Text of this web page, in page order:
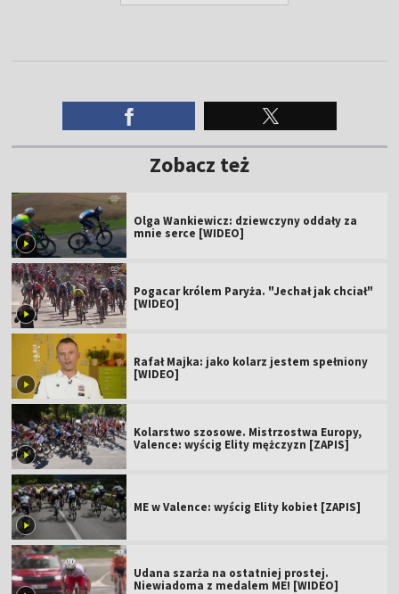
Zobacz też
Olga Wankiewicz: dziewczyny oddały za
mnie serce [WIDEO]
Pogacar królem Paryża. "Jechał jak chciał"
[WIDEO]
Rafał Majka: jako kolarz jestem spełniony
[WIDEO]
Kolarstwo szosowe. Mistrzostwa Europy,
Valence: wyścig Elity mężczyzn [ZAPIS]
ME w Valence: wyścig Elity kobiet [ZAPIS]
Udana szarża na ostatniej prostej.
Niewiadoma z medalem ME! [WIDEO]